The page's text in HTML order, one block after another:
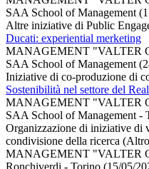
SAA School of Management
Altre iniziative di Public
Ducati: experiential merketing
MANAGEMENT "VALTER
SAA School of Management
Iniziative di co-produzione di
Sostenibilità nel settore del
MANAGEMENT "VALTER
SAA School of Management -
Organizzazione di iniziative di
condivisione della ricerca
MANAGEMENT "VALTER